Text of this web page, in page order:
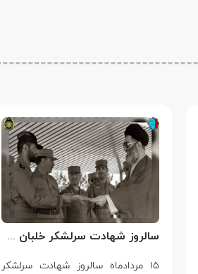
سالروز شهادت سرلشکر خلبان عباس بابایی
۱۵ مردادماه سالروز شهادت سرلشکر